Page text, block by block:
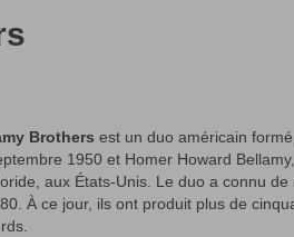
Brothers est un duo américain
1950 et Homer Howard
aux États-Unis. Le duo a connu
À ce jour, ils ont produit plus de